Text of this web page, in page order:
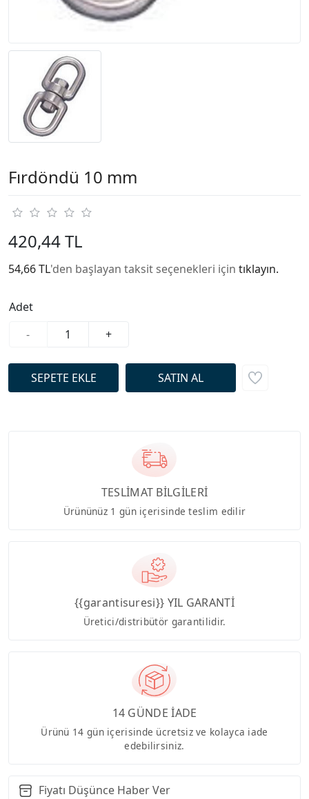
Fırdöndü 10 mm
420,44 TL
54,66 TL'den başlayan taksit seçenekleri için tıklayın.
Adet
-
+
TESLİMAT BİLGİLERİ
Ürününüz 1 gün içerisinde teslim edilir
{{garantisuresi}} YIL GARANTİ
Üretici/distribütör garantilidir.
14 GÜNDE İADE
Ürünü 14 gün içerisinde ücretsiz ve kolayca iade
edebilirsiniz.
Fiyatı Düşünce Haber Ver